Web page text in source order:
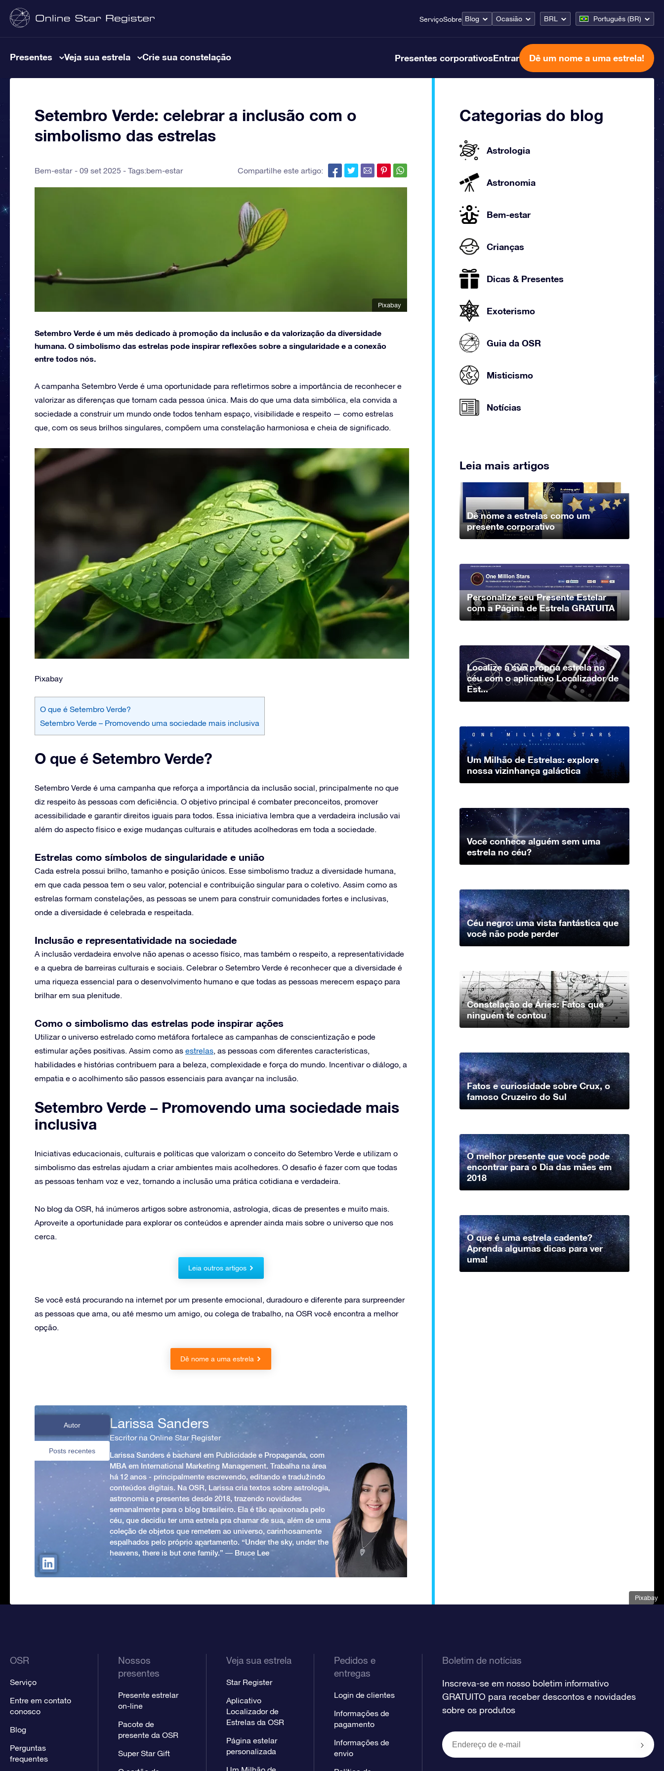
ServiçoSobre Blog Ocasião BRL Português (BR)
Presentes Veja sua estrela Crie sua constelação Presentes corporativosEntrar Dê um nome a uma estrela!
Setembro Verde: celebrar a inclusão com o
simbolismo das estrelas
Bem-estar 09 set 2025 - Tags:bem-estar Compartilhe este artigo:
Pixabay
Setembro Verde é um mês dedicado à promoção da inclusão e da valorização da diversidade
humana. O simbolismo das estrelas pode inspirar reflexões sobre a singularidade e a conexão
entre todos nós.
A campanha Setembro Verde é uma oportunidade para refletirmos sobre a importância de reconhecer e
valorizar as diferenças que tornam cada pessoa única. Mais do que uma data simbólica, ela convida a
sociedade a construir um mundo onde todos tenham espaço, visibilidade e respeito — como estrelas
que, com os seus brilhos singulares, compõem uma constelação harmoniosa e cheia de significado.
Pixabay
Pixabay
O que é Setembro Verde?
Setembro Verde – Promovendo uma sociedade mais inclusiva
O que é Setembro Verde?
Setembro Verde é uma campanha que reforça a importância da inclusão social, principalmente no que
diz respeito às pessoas com deficiência. O objetivo principal é combater preconceitos, promover
acessibilidade e garantir direitos iguais para todos. Essa iniciativa lembra que a verdadeira inclusão vai
além do aspecto físico e exige mudanças culturais e atitudes acolhedoras em toda a sociedade.
Estrelas como símbolos de singularidade e união
Cada estrela possui brilho, tamanho e posição únicos. Esse simbolismo traduz a diversidade humana,
em que cada pessoa tem o seu valor, potencial e contribuição singular para o coletivo. Assim como as
estrelas formam constelações, as pessoas se unem para construir comunidades fortes e inclusivas,
onde a diversidade é celebrada e respeitada.
Inclusão e representatividade na sociedade
A inclusão verdadeira envolve não apenas o acesso físico, mas também o respeito, a representatividade
e a quebra de barreiras culturais e sociais. Celebrar o Setembro Verde é reconhecer que a diversidade é
uma riqueza essencial para o desenvolvimento humano e que todas as pessoas merecem espaço para
brilhar em sua plenitude.
Como o simbolismo das estrelas pode inspirar ações
Utilizar o universo estrelado como metáfora fortalece as campanhas de conscientização e pode
estimular ações positivas. Assim como as estrelas, as pessoas com diferentes características,
habilidades e histórias contribuem para a beleza, complexidade e força do mundo. Incentivar o diálogo, a
empatia e o acolhimento são passos essenciais para avançar na inclusão.
Setembro Verde – Promovendo uma sociedade mais
inclusiva
Iniciativas educacionais, culturais e políticas que valorizam o conceito do Setembro Verde e utilizam o
simbolismo das estrelas ajudam a criar ambientes mais acolhedores. O desafio é fazer com que todas
as pessoas tenham voz e vez, tornando a inclusão uma prática cotidiana e verdadeira.
No blog da OSR, há inúmeros artigos sobre astronomia, astrologia, dicas de presentes e muito mais.
Aproveite a oportunidade para explorar os conteúdos e aprender ainda mais sobre o universo que nos
cerca.
Leia outros artigos
Se você está procurando na internet por um presente emocional, duradouro e diferente para surpreender
as pessoas que ama, ou até mesmo um amigo, ou colega de trabalho, na OSR você encontra a melhor
opção.
Dê nome a uma estrela
Autor
Posts recentes
Larissa Sanders
Escritor na Online Star Register
Larissa Sanders é bacharel em Publicidade e Propaganda, com
MBA em International Marketing Management. Trabalha na área
há 12 anos - principalmente escrevendo, editando e traduzindo
conteúdos digitais. Na OSR, Larissa cria textos sobre astrologia,
astronomia e presentes desde 2018, trazendo novidades
semanalmente para o blog brasileiro. Ela é tão apaixonada pelo
céu, que decidiu ter uma estrela pra chamar de sua, além de uma
coleção de objetos que remetem ao universo, carinhosamente
espalhados pelo próprio apartamento. “Under the sky, under the
heavens, there is but one family.” ― Bruce Lee
Categorias do blog
Astrologia
Astronomia
Bem-estar
Crianças
Dicas & Presentes
Exoterismo
Guia da OSR
Misticismo
Notícias
Leia mais artigos
Dê nome a estrelas como um
presente corporativo
Personalize seu Presente Estelar
com a Página de Estrela GRATUITA
Localize a sua própria estrela no
céu com o aplicativo Localizador de
Est...
Um Milhão de Estrelas: explore
nossa vizinhança galáctica
Você conhece alguém sem uma
estrela no céu?
Céu negro: uma vista fantástica que
você não pode perder
Constelação de Áries: Fatos que
ninguém te contou
Fatos e curiosidade sobre Crux, o
famoso Cruzeiro do Sul
O melhor presente que você pode
encontrar para o Dia das mães em
2018
O que é uma estrela cadente?
Aprenda algumas dicas para ver
uma!
OSR
Serviço
Entre em contato
conosco
Blog
Perguntas
frequentes
Nossos
presentes
Presente estrelar
on-line
Pacote de
presente da OSR
Super Star Gift
Veja sua estrela
Star Register
Aplicativo
Localizador de
Estrelas da OSR
Página estelar
personalizada
Pedidos e
entregas
Login de clientes
Informações de
pagamento
Informações de
envio
Boletim de notícias
Inscreva-se em nosso boletim informativo
GRATUITO para receber descontos e novidades
sobre os produtos